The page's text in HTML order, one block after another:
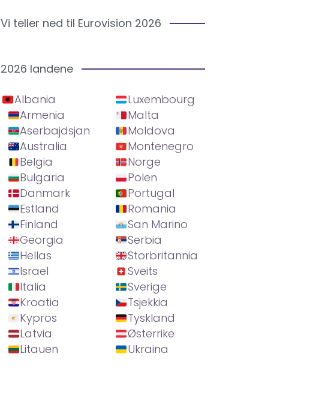
Vi teller ned til Eurovision 2026
2026 landene
Albania
Armenia
Aserbajdsjan
Australia
Belgia
Bulgaria
Danmark
Estland
Finland
Georgia
Hellas
Israel
Italia
Kroatia
Kypros
Latvia
Litauen
Luxembourg
Malta
Moldova
Montenegro
Norge
Polen
Portugal
Romania
San Marino
Serbia
Storbritannia
Sveits
Sverige
Tsjekkia
Tyskland
Østerrike
Ukraina